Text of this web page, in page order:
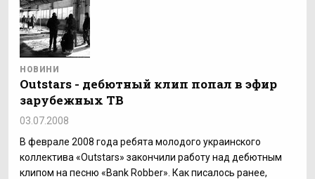
НОВИНИ
Outstars - дебютный клип попал в эфир
зарубежных ТВ
03.07.2008
В феврале 2008 года ребята молодого украинского
коллектива «Outstars» закончили работу над дебютным
клипом на песню «Bank Robber». Как писалось ранее,